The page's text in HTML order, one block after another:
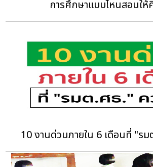
การศึกษาแบบไหนสอนให้
10 งานด่วนภายใน 6 เดือนที่ "ร